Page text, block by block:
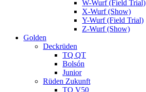
W-Wurf (Field Trial)
X-Wurf (Show)
Y-Wurf (Field Trial)
Z-Wurf (Show)
Golden
Deckrüden
TQ QT
Bolsón
Junior
Rüden Zukunft
TQ V50